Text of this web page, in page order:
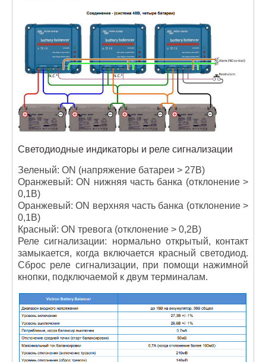
Светодиодные индикаторы и реле сигнализации
Зеленый: ON (напряжение батареи > 27В)
Оранжевый: ON нижняя часть банка (отклонение >
0,1В)
Оранжевый: ON верхняя часть банка (отклонение >
0,1В)
Красный: ON тревога (отклонение > 0,2В)
Реле сигнализации: нормально открытый, контакт
замыкается, когда включается красный светодиод.
Сброс реле сигнализации, при помощи нажимной
кнопки, подключаемой к двум терминалам.